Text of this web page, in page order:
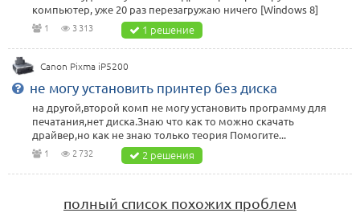
компьютер, уже 20 раз перезагружаю ничего [Windows 8]
1 3 313 1 решение
Canon Pixma iP5200
не могу установить принтер без диска
на другой,второй комп не могу установить программу для
печатания,нет диска.Знаю что как то можно скачать
драйвер,но как не знаю только теория Помогите...
1 2 732 2 решения
полный список похожих проблем